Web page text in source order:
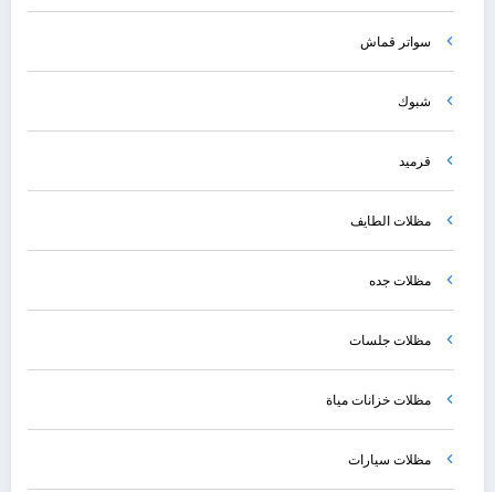
سواتر قماش
شبوك
قرميد
مظلات الطايف
مظلات جده
مظلات جلسات
مظلات خزانات مياة
مظلات سيارات